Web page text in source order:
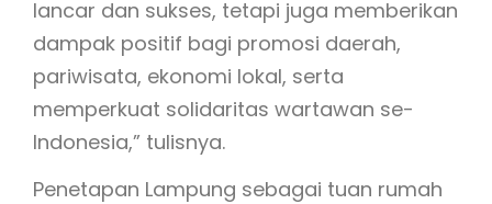
lancar dan sukses, tetapi juga memberikan
dampak positif bagi promosi daerah,
pariwisata, ekonomi lokal, serta
memperkuat solidaritas wartawan se-
Indonesia,” tulisnya.
Penetapan Lampung sebagai tuan rumah